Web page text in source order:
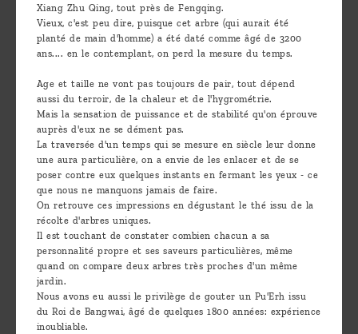
Xiang Zhu Qing, tout près de Fengqing.
Vieux, c'est peu dire, puisque cet arbre (qui aurait été
planté de main d'homme) a été daté comme âgé de 3200
ans.... en le contemplant, on perd la mesure du temps.
Age et taille ne vont pas toujours de pair, tout dépend
aussi du terroir, de la chaleur et de l'hygrométrie.
Mais la sensation de puissance et de stabilité qu'on éprouve
auprès d'eux ne se dément pas.
La traversée d'un temps qui se mesure en siècle leur donne
une aura particulière, on a envie de les enlacer et de se
poser contre eux quelques instants en fermant les yeux - ce
que nous ne manquons jamais de faire.
On retrouve ces impressions en dégustant le thé issu de la
récolte d'arbres uniques.
Il est touchant de constater combien chacun a sa
personnalité propre et ses saveurs particulières, même
quand on compare deux arbres très proches d'un même
jardin.
Nous avons eu aussi le privilège de gouter un Pu'Erh issu
du Roi de Bangwai, âgé de quelques 1800 années: expérience
inoubliable.